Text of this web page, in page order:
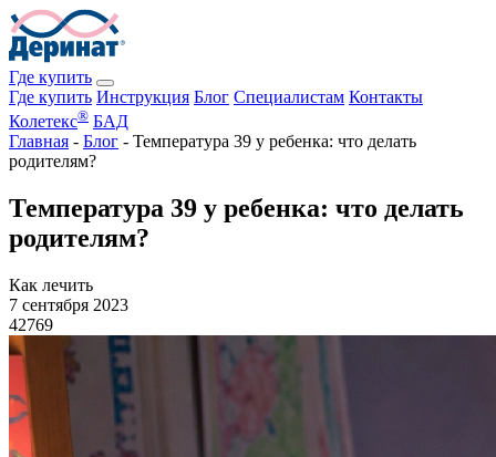
Где купить
Где купить Инструкция Блог Специалистам Контакты
Колетекс® БАД
Главная - Блог - Температура 39 у ребенка: что делать
родителям?
Температура 39 у ребенка: что делать
родителям?
Как лечить
7 сентября 2023
42769